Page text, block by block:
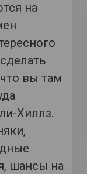
на
вы там
Хиллз.
шансы на